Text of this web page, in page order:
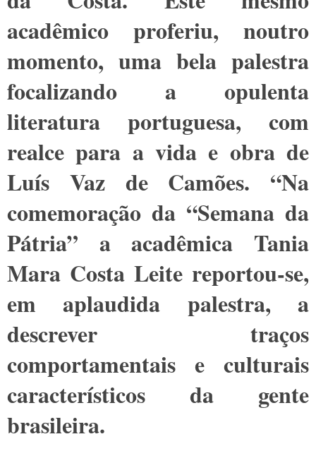
acadêmico proferiu, noutro
momento, uma bela palestra
focalizando a opulenta
literatura portuguesa, com
realce para a vida e obra de
Luís Vaz de Camões. “Na
comemoração da “Semana da
Pátria” a acadêmica Tania
Mara Costa Leite reportou-se,
em aplaudida palestra, a
descrever traços
comportamentais e culturais
característicos da gente
brasileira.